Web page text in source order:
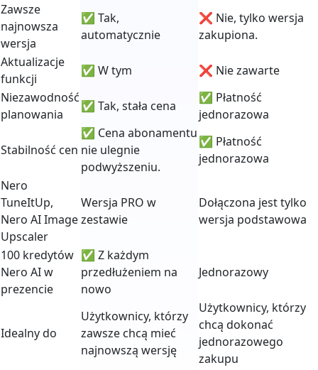
Zawsze
najnowsza
wersja
✅ Tak,
automatycznie
❌ Nie, tylko wersja
zakupiona.
Aktualizacje
funkcji
✅ W tym
❌ Nie zawarte
Niezawodność
planowania
✅ Tak, stała cena
✅ Płatność
jednorazowa
Stabilność cen
✅ Cena abonamentu
nie ulegnie
podwyższeniu.
✅ Płatność
jednorazowa
Nero
TuneItUp,
Nero AI Image
Upscaler
Wersja PRO w
zestawie
Dołączona jest tylko
wersja podstawowa
100 kredytów
Nero AI w
prezencie
✅ Z każdym
przedłużeniem na
nowo
Jednorazowy
Idealny do
Użytkownicy, którzy
zawsze chcą mieć
najnowszą wersję
Użytkownicy, którzy
chcą dokonać
jednorazowego
zakupu